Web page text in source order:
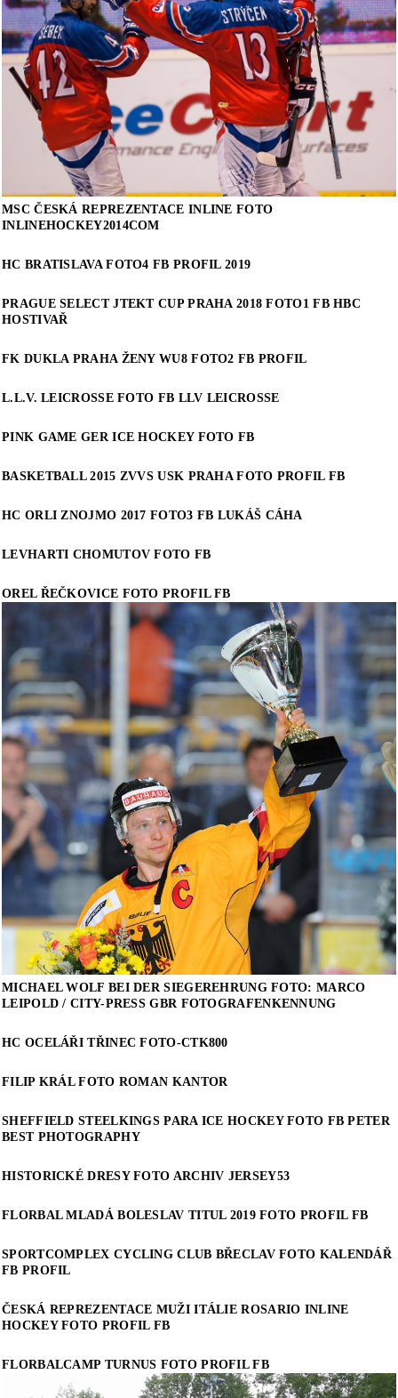
MSC ČESKÁ REPREZENTACE INLINE FOTO
INLINEHOCKEY2014COM
HC BRATISLAVA FOTO4 FB PROFIL 2019
PRAGUE SELECT JTEKT CUP PRAHA 2018 FOTO1 FB HBC
HOSTIVAŘ
FK DUKLA PRAHA ŽENY WU8 FOTO2 FB PROFIL
L.L.V. LEICROSSE FOTO FB LLV LEICROSSE
PINK GAME GER ICE HOCKEY FOTO FB
BASKETBALL 2015 ZVVS USK PRAHA FOTO PROFIL FB
HC ORLI ZNOJMO 2017 FOTO3 FB LUKÁŠ CÁHA
LEVHARTI CHOMUTOV FOTO FB
OREL ŘEČKOVICE FOTO PROFIL FB
MICHAEL WOLF BEI DER SIEGEREHRUNG FOTO: MARCO
LEIPOLD / CITY-PRESS GBR FOTOGRAFENKENNUNG
HC OCELÁŘI TŘINEC FOTO-CTK800
FILIP KRÁL FOTO ROMAN KANTOR
SHEFFIELD STEELKINGS PARA ICE HOCKEY FOTO FB PETER
BEST PHOTOGRAPHY
HISTORICKÉ DRESY FOTO ARCHIV JERSEY53
FLORBAL MLADÁ BOLESLAV TITUL 2019 FOTO PROFIL FB
SPORTCOMPLEX CYCLING CLUB BŘECLAV FOTO KALENDÁŘ
FB PROFIL
ČESKÁ REPREZENTACE MUŽI ITÁLIE ROSARIO INLINE
HOCKEY FOTO PROFIL FB
FLORBALCAMP TURNUS FOTO PROFIL FB